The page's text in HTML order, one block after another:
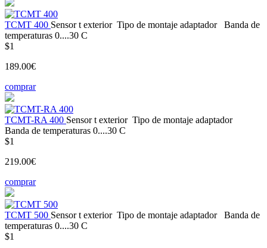
ТСМT 400 Sensor t exterior Tipo de montaje adaptador
Banda de
temperaturas 0....30 С
$1
189.00€
comprar
ТСМT-RA 400 Sensor t exterior Tipo de montaje adaptador
Banda de temperaturas 0....30 С
$1
219.00€
comprar
ТСМТ 500 Sensor t exterior Tipo de montaje adaptador
Banda de
temperaturas 0....30 С
$1